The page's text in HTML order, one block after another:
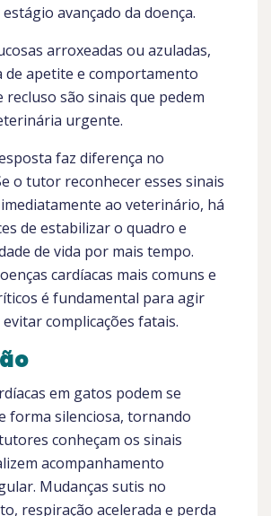
avançado da doença.
arroxeadas ou azuladas,
de apetite e comportamento
são sinais que pedem
urgente.
faz diferença no
o tutor reconhecer esses sinais
ao veterinário, há
de estabilizar o quadro e
de vida por mais tempo.
cardíacas mais comuns e
é fundamental para agir
complicações fatais.
em gatos podem se
forma silenciosa, tornando
conheçam os sinais
acompanhamento
Mudanças sutis no
respiração acelerada e perda